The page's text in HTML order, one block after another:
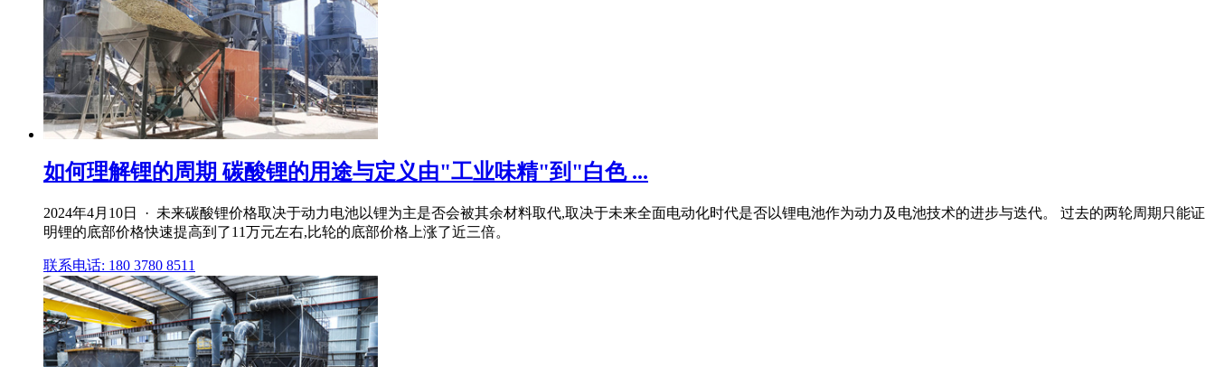
如何理解锂的周期 碳酸锂的用途与定义由"工业味精"到"白色 ...
2024年4月10日 · 未来碳酸锂价格取决于动力电池以锂为主是否会被其余材料取代,取决于未来全面电动化时代是否以锂电池作为动力及电池技术的进步与迭代。 过去的两轮周期只能证
明锂的底部价格快速提高到了11万元左右,比轮的底部价格上涨了近三倍。
联系电话: 180 3780 8511